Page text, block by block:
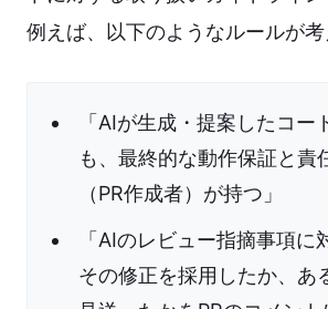
例えば、以下のようなルールが考
「AIが生成・提案したコー
も、最終的な動作保証と責
（PR作成者）が持つ」
「AIのレビュー指摘事項に
その修正を採用したか、あ